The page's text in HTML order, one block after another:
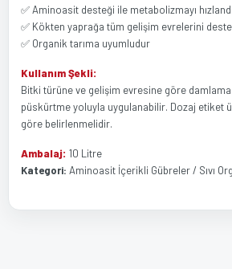
✅ Aminoasit desteği ile metabolizmayı
✅ Kökten yaprağa tüm gelişim evrelerini
✅ Organik tarıma uyumludur
Kullanım Şekli:
Bitki türüne ve gelişim evresine göre
püskürtme yoluyla uygulanabilir. Dozaj etiket
göre belirlenmelidir.
Ambalaj: 10 Litre
Kategori: Aminoasit İçerikli Gübreler / Sıvı